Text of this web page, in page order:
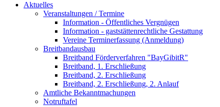
Aktuelles
Veranstaltungen / Termine
Information - Öffentliches Vergnügen
Information - gaststättenrechtliche Gestattung
Vereine Terminerfassung (Anmeldung)
Breitbandausbau
Breitband Förderverfahren "BayGibitR"
Breitband, 1. Erschließung
Breitband, 2. Erschließung
Breitband, 2. Erschließung, 2. Anlauf
Amtliche Bekanntmachungen
Notruftafel